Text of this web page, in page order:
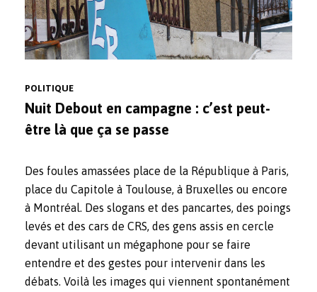
POLITIQUE
Nuit Debout en campagne : c’est peut-
être là que ça se passe
Des foules amassées place de la République à Paris,
place du Capitole à Toulouse, à Bruxelles ou encore
à Montréal. Des slogans et des pancartes, des poings
levés et des cars de CRS, des gens assis en cercle
devant utilisant un mégaphone pour se faire
entendre et des gestes pour intervenir dans les
débats. Voilà les images qui viennent spontanément